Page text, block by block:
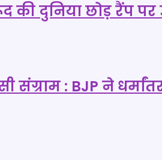
दुनिया छोड़ रैंप पर
संग्राम : BJP ने